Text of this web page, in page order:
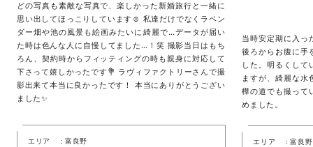
どの写真も素敵な写真で、楽しかった新婚旅行と一緒に
思い出してほっこりしています☺️ 私達だけでなくラベン
ダー畑や池の風景も絵画みたいに綺麗で…データが届い
た時は色んな人に自慢してました…！笑 撮影当日はもち
ろん、契約時からフィッティングの時も親身に対応して
下さって嬉しかったです💐 ラヴィファクトリーさんで撮
影出来て本当に良かったです！ 本当にありがとうござい
ました✨
エリア
富良野
当時安定期に入っ
後ろからお腹に手
した。明るくして
ますが、綺麗な水
樺の道でも撮って
めました。
エリア
富良野